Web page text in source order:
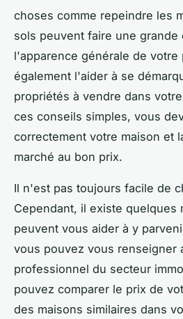
choses comme repeindre les
sols peuvent faire une grande
l'apparence générale de
également l'aider à se
propriétés à vendre dans
ces conseils simples, vous
correctement votre maison et
marché au bon prix.
Il n'est pas toujours facile de
Cependant, il existe quelques
peuvent vous aider à y
vous pouvez vous renseigner
professionnel du secteur
pouvez comparer le prix de
des maisons similaires dans